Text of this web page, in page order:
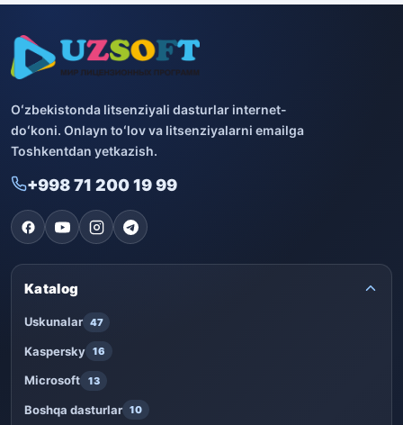
Oʻzbekistonda litsenziyali dasturlar internet-
doʻkoni. Onlayn toʻlov va litsenziyalarni emailga
Toshkentdan yetkazish.
+998 71 200 19 99
Katalog
Uskunalar 47
Kaspersky 16
Microsoft 13
Boshqa dasturlar 10